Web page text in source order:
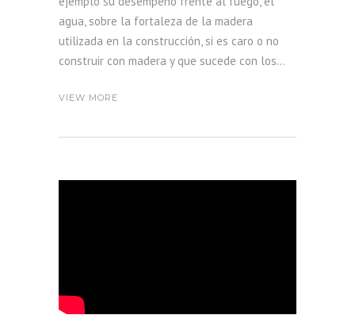
agua, sobre la fortaleza de la madera
utilizada en la construcción, si es caro o no
construir con madera y que sucede con los...
VIEW MORE